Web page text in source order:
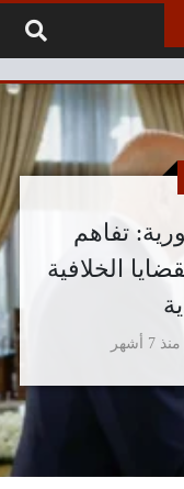
تفاهم
الخلافية
منذ 7 أشهر